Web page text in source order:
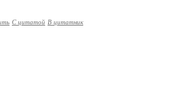
С цитатой В цитатник